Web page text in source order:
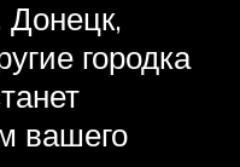
Донецк,
городка
вашего